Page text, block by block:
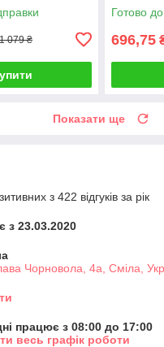
1 079 ₴
Готово
696,75
Показати ще
з 422 відгуків за рік
з 23.03.2020
Чорновола, 4а, Сміла,
працює з 08:00 до 17:00
весь графік роботи